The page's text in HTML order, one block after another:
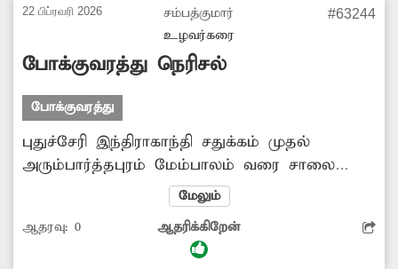
22 பிப்ரவரி 2026
சம்பத்குமார்
உழவர்கரை
#63244
போக்குவரத்து நெரிசல்
போக்குவரத்து
புதுச்சேரி இந்திராகாந்தி சதுக்கம் முதல்
அரும்பார்த்தபுரம் மேம்பாலம் வரை சாலை
குறுகலாக இருக்கிறது. இது போதாதென்று
சாலையின் இருபுறங்களில் இரு சக்கர
வாகனங்களை நிறுத்துவதால் போக்குவரத்து
நெரிசல் ஏற்படுகிறது. இதனை போக்குவரத்து
மேலும்
ஆதரவு: 0 ஆதரிக்கிறேன்